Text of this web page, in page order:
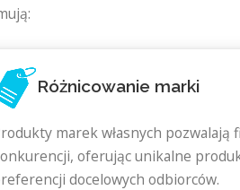
Różnicowanie marki
marek własnych
oferując unikalne
docelowych odbiorców.